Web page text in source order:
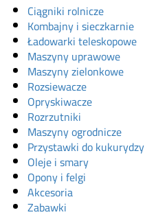
Ciągniki rolnicze
Kombajny i sieczkarnie
Ładowarki teleskopowe
Maszyny uprawowe
Maszyny zielonkowe
Rozsiewacze
Opryskiwacze
Rozrzutniki
Maszyny ogrodnicze
Przystawki do kukurydzy
Oleje i smary
Opony i felgi
Akcesoria
Zabawki